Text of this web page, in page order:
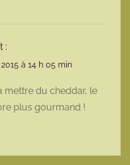
:
à 14 h 05 min
mettre du cheddar, le
plus gourmand !